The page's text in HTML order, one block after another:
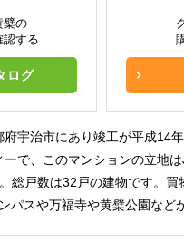
檗の
認する
ログ
宇治市にあり竣工が平成14
で、このマンションの立地
総戸数は32戸の建物です。
パスや万福寺や黄檗公園など